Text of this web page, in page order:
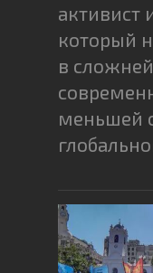
активист
который
в
меньшей